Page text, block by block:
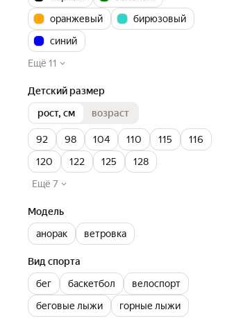
оранжевый
бирюзовый
синий
Ещё 11
Детский размер
рост, см
возраст
92 98 104 110 115
116
120
122 125
128
Ещё 7
Модель
анорак
ветровка
Вид спорта
бег
баскетбол
велоспорт
беговые лыжи
горные лыжи